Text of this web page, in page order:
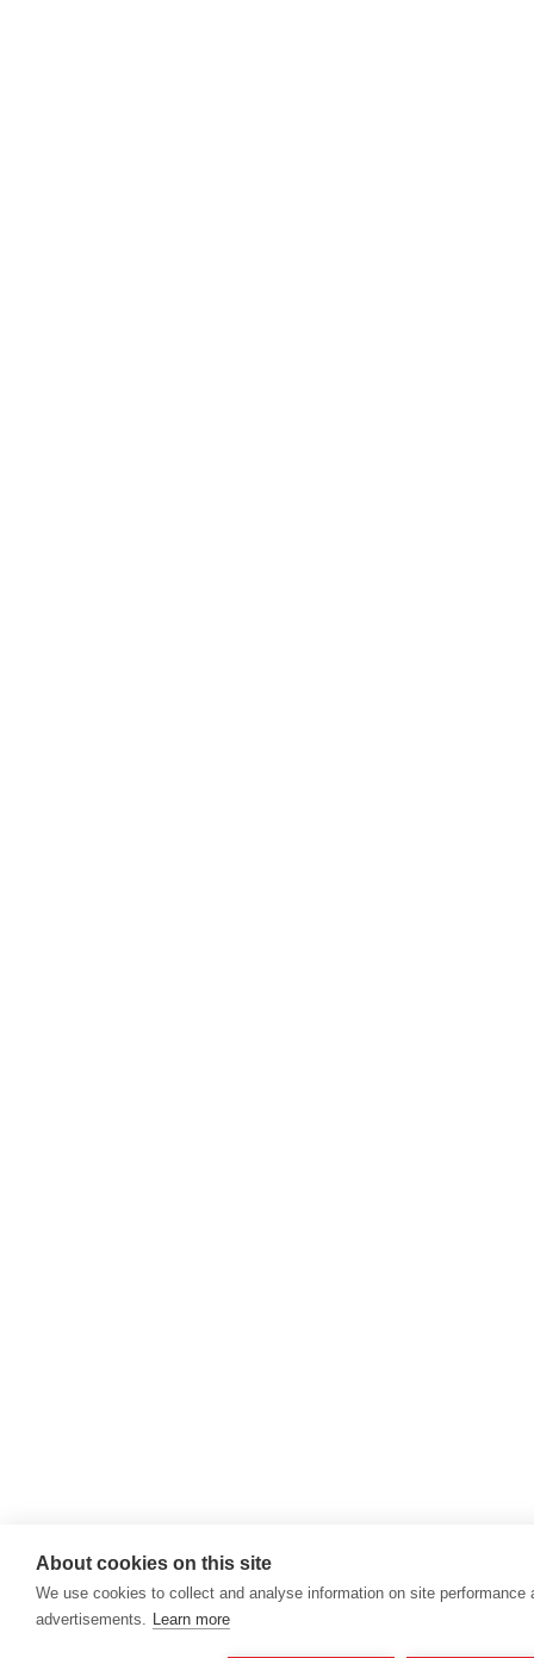
About cookies on this site
We use cookies to collect and analyse information on site
advertisements. Learn more